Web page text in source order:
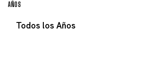
AÑOS